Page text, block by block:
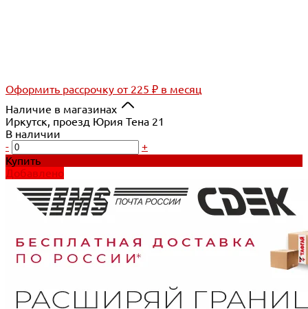
Оформить рассрочку от 225 ₽ в месяц
Наличие в магазинах
Иркутск, проезд Юрия Тена 21
В наличии
-
+
Купить
Добавлено